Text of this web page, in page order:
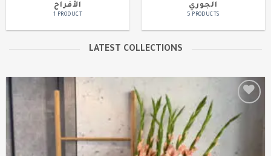
الأفراح
1 PRODUCT
الجوري
5 PRODUCTS
LATEST COLLECTIONS